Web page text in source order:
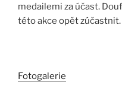
medailemi za účast.
této akce opět zúčastnit.
Fotogalerie